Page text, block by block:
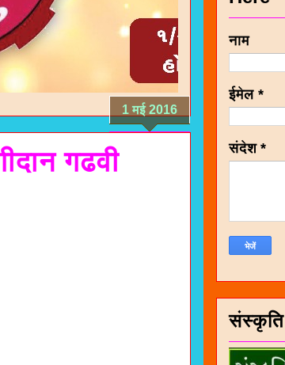
1 मई 2016
गढवी
नाम
ईमेल *
संदेश *
संस्कृति